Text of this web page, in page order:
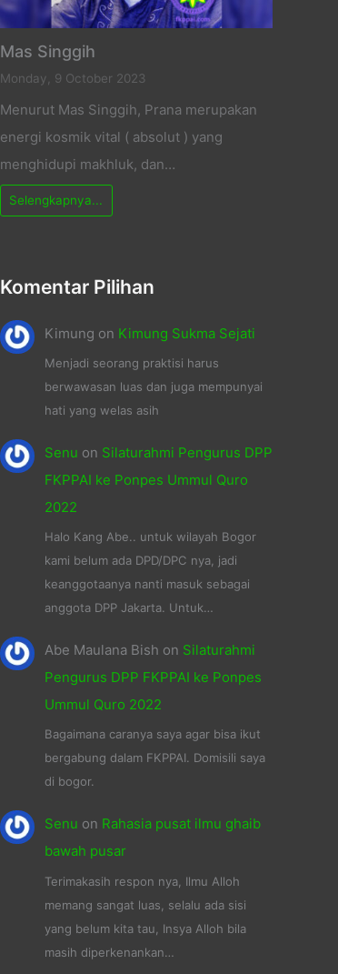
Mas Singgih
Monday, 9 October 2023
Menurut Mas Singgih, Prana merupakan
energi kosmik vital ( absolut ) yang
menghidupi makhluk, dan…
Selengkapnya...
Komentar Pilihan
Kimung on Kimung Sukma Sejati
Menjadi seorang praktisi harus
berwawasan luas dan juga mempunyai
hati yang welas asih
Senu on Silaturahmi Pengurus DPP
FKPPAI ke Ponpes Ummul Quro
2022
Halo Kang Abe.. untuk wilayah Bogor
kami belum ada DPD/DPC nya, jadi
keanggotaanya nanti masuk sebagai
anggota DPP Jakarta. Untuk…
Abe Maulana Bish on Silaturahmi
Pengurus DPP FKPPAI ke Ponpes
Ummul Quro 2022
Bagaimana caranya saya agar bisa ikut
bergabung dalam FKPPAI. Domisili saya
di bogor.
Senu on Rahasia pusat ilmu ghaib
bawah pusar
Terimakasih respon nya, Ilmu Alloh
memang sangat luas, selalu ada sisi
yang belum kita tau, Insya Alloh bila
masih diperkenankan…